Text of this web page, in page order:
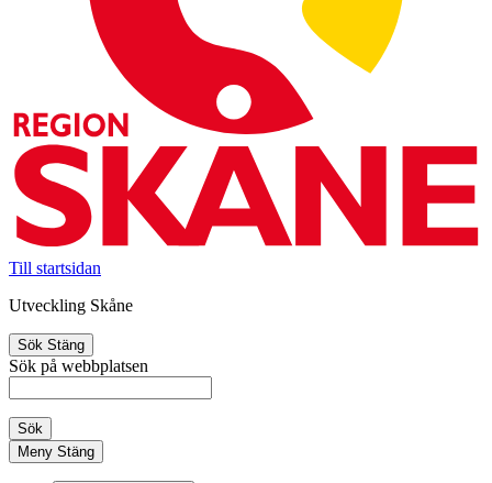
Till startsidan
Utveckling Skåne
Sök Stäng
Sök på webbplatsen
Sök
Meny Stäng